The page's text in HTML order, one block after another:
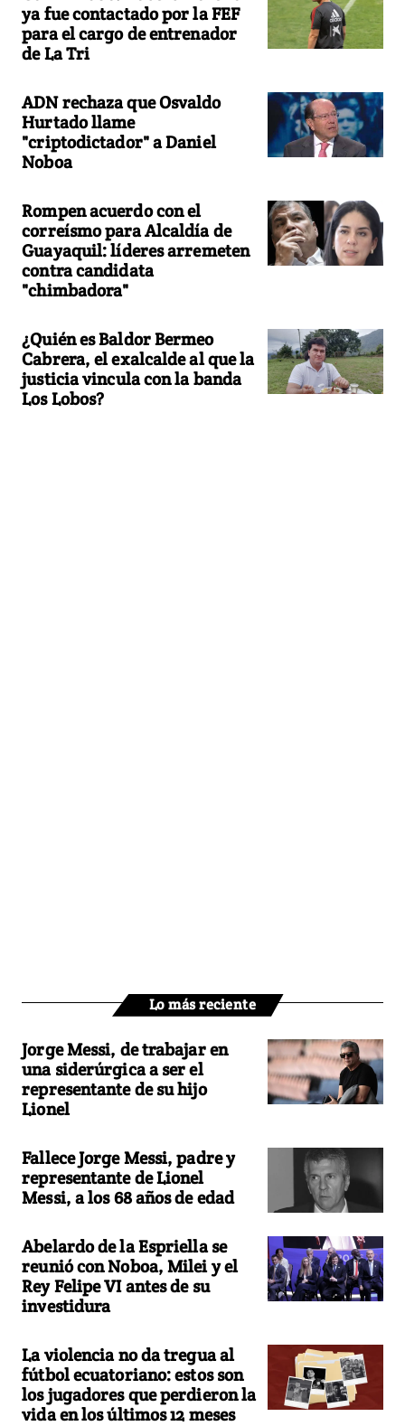
ya fue contactado por la FEF
para el cargo de entrenador
de La Tri
ADN rechaza que Osvaldo
Hurtado llame
"criptodictador" a Daniel
Noboa
Rompen acuerdo con el
correísmo para Alcaldía de
Guayaquil: líderes arremeten
contra candidata
"chimbadora"
¿Quién es Baldor Bermeo
Cabrera, el exalcalde al que la
justicia vincula con la banda
Los Lobos?
Lo más reciente
Jorge Messi, de trabajar en
una siderúrgica a ser el
representante de su hijo
Lionel
Fallece Jorge Messi, padre y
representante de Lionel
Messi, a los 68 años de edad
Abelardo de la Espriella se
reunió con Noboa, Milei y el
Rey Felipe VI antes de su
investidura
La violencia no da tregua al
fútbol ecuatoriano: estos son
los jugadores que perdieron la
vida en los últimos 12 meses